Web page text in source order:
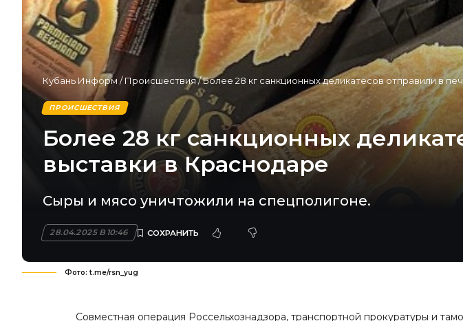
Кубань Информ /Происшествия/Более 28 кг санкционных деликатесов отправили в
ПРОИСШЕСТВИЯ
Более 28 кг санкционных
выставки в Краснодаре
Сыры и мясо уничтожили на спецполигоне.
28.04.2025 В 10:46
Фото: t.me/rsn_yug
Совместная операция Россельхознадзора, транспортной прокуратуры и